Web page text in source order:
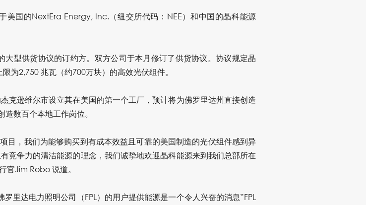
美国的NextEra Energy, Inc.（纽交所代码：NEE）和中国的晶科能源
型供货协议的订约方。双方公司于本月修订了供货协议。协议规定晶
为2,750 兆瓦（约700万块）的高效光伏组件。
克逊维尔市设立其在美国的第一个工厂，预计将为佛罗里达州直接创造
数百个本地工作岗位。
目，我们为能够购买到有成本效益且可靠的美国制造的光伏组件感到异
竞争力的清洁能源的理念，我们诚挚地欢迎晶科能源来到我们总部所在
官Jim Robo 说道。
里达电力照明公司（FPL）的用户提供能源是一个令人兴奋的消息”FPL